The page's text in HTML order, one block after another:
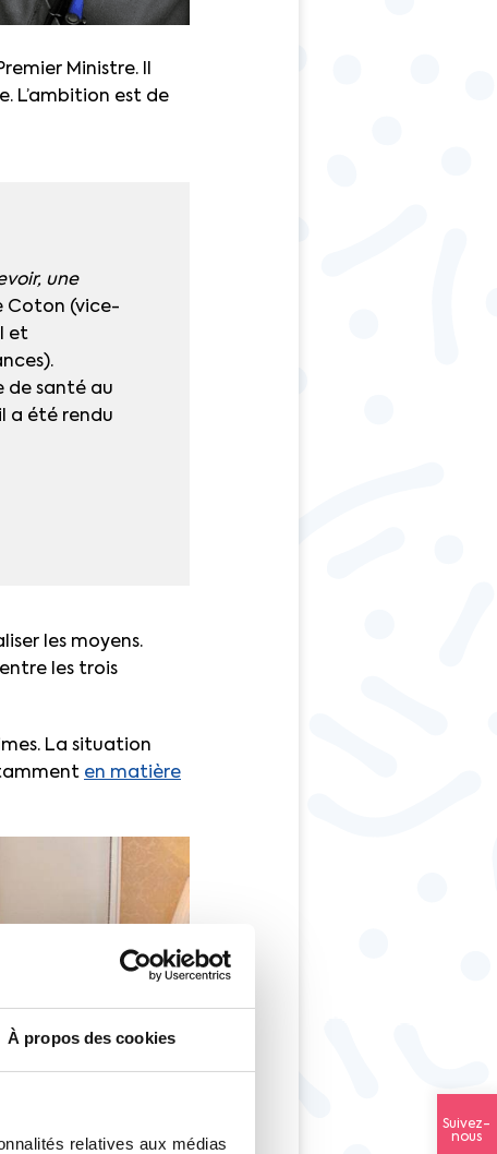
À propos des cookies
relatives aux médias
Suivez-
nous
Ministre. Il
L’ambition est de
une
Coton (vice-
et
de santé au
a été rendu
les moyens.
les trois
La situation
en matière